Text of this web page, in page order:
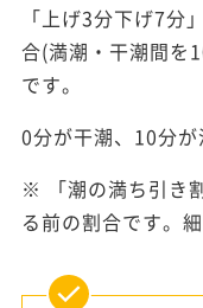
「上げ3分下げ7分
合(満潮・干潮間を
です。
0分が干潮、10分が
※ 「潮の満ち引き
る前の割合です。